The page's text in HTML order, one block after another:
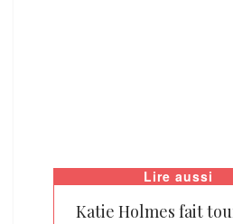
Lire aussi
Katie Holmes fait